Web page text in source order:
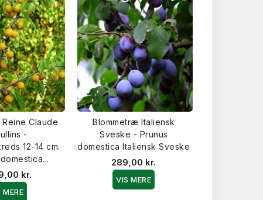
Claude
-
12-14 cm.
kr.
MERE
Blommetræ Italiensk
Sveske - Prunus
domestica Italiensk Sveske
289,00 kr.
VIS MERE